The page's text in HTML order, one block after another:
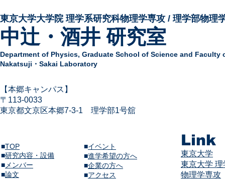
東京大学大学院 ​理学系研究科物理学専攻 / 理学部物理
中辻・酒井 研究室
Department of Physics, Graduate School of Science and Faculty
Nakatsuji・Sakai Laboratory
​【本郷キャンパス】
〒113-0033
東京都文京区本郷7-3-1
理学部1号舘
■TOP
■研究内容・設備
■ メンバー
​■論文
■イベント
​■進学希望の方へ
■企業の方へ
​■アクセス
Link
東京大学
東京大学
物理学専攻